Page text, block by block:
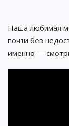
Наша любимая
почти без
именно —